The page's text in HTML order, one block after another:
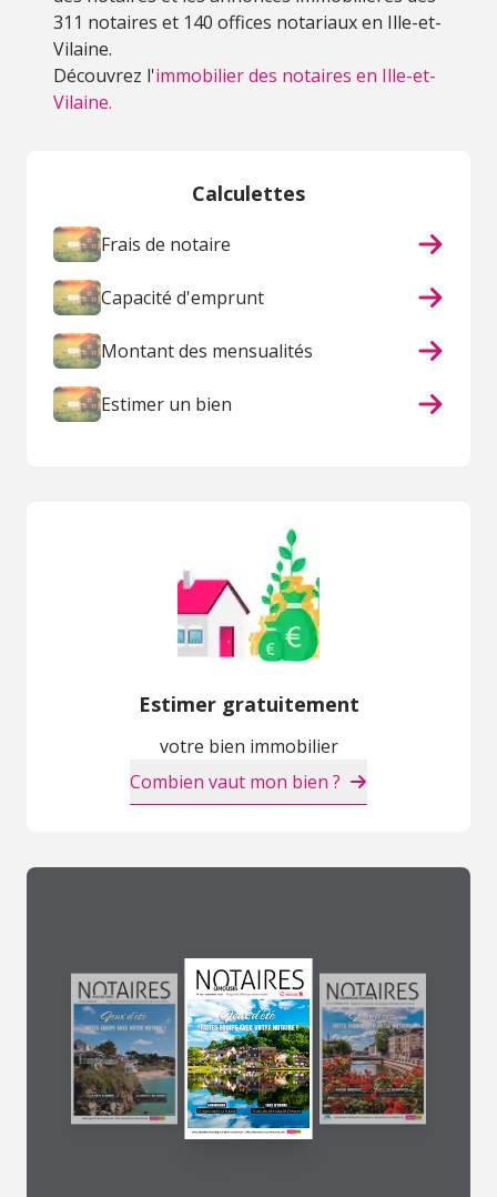
311 notaires et 140 offices notariaux en Ille-et-
Vilaine.
Découvrez l'immobilier des notaires en Ille-et-
Vilaine.
Calculettes
Frais de notaire
Capacité d'emprunt
Montant des mensualités
Estimer un bien
Estimer gratuitement
votre bien immobilier
Combien vaut mon bien ?